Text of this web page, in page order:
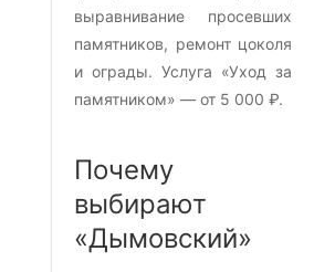
выравнивание просевших
памятников, ремонт цоколя
и ограды. Услуга «Уход за
памятником» — от 5 000 ₽.
Почему
выбирают
«Дымовский»